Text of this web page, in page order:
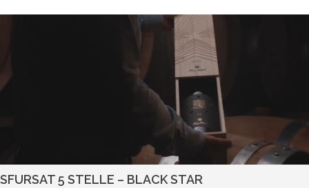
SFURSAT 5 STELLE – BLACK STAR